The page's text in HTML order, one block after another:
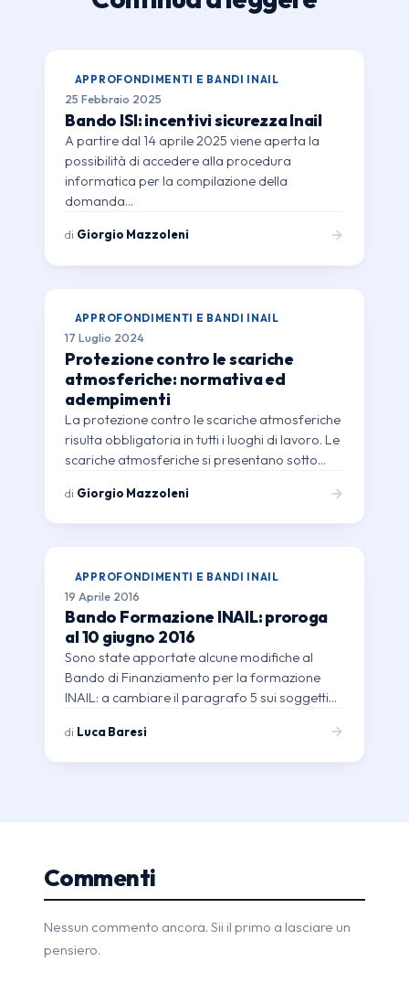
APPROFONDIMENTI E BANDI INAIL
25 Febbraio 2025
Bando ISI: incentivi sicurezza Inail
A partire dal 14 aprile 2025 viene aperta la
possibilità di accedere alla procedura
informatica per la compilazione della
domanda…
di Giorgio Mazzoleni
APPROFONDIMENTI E BANDI INAIL
17 Luglio 2024
Protezione contro le scariche
atmosferiche: normativa ed
adempimenti
La protezione contro le scariche atmosferiche
risulta obbligatoria in tutti i luoghi di lavoro. Le
scariche atmosferiche si presentano sotto…
di Giorgio Mazzoleni
APPROFONDIMENTI E BANDI INAIL
19 Aprile 2016
Bando Formazione INAIL: proroga
al 10 giugno 2016
Sono state apportate alcune modifiche al
Bando di Finanziamento per la formazione
INAIL: a cambiare il paragrafo 5 sui soggetti…
di Luca Baresi
Commenti
Nessun commento ancora. Sii il primo a lasciare un
pensiero.